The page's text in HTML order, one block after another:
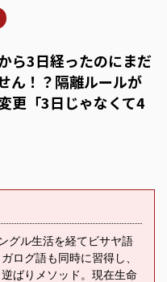
ら3日経ったのにまだ
ん！？隔離ルールが
更「3日じゃなくて4
グル生活を経てビサヤ語
ログ語も同時に習得し、
ばりメソッド。現在生命